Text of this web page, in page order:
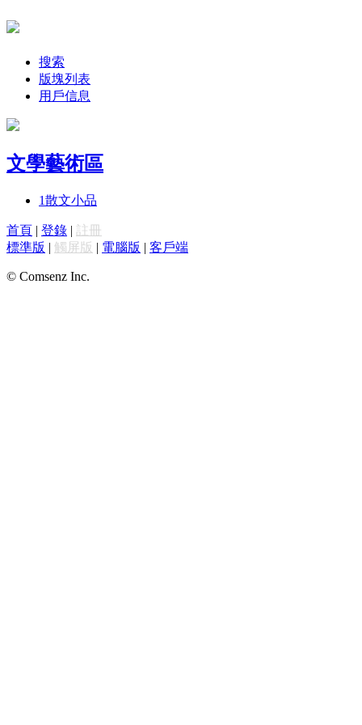
搜索
版塊列表
用戶信息
文學藝術區
1散文小品
首頁 | 登錄 | 註冊
標準版 | 觸屏版 | 電腦版 | 客戶端
© Comsenz Inc.